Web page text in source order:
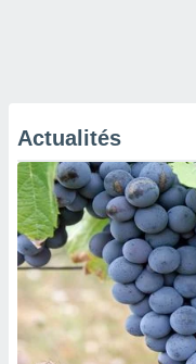
Actualités